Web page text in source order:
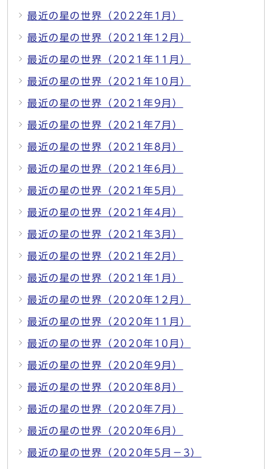
最近の星の世界（2022年1月）
最近の星の世界（2021年12月）
最近の星の世界（2021年11月）
最近の星の世界（2021年10月）
最近の星の世界（2021年9月）
最近の星の世界（2021年7月）
最近の星の世界（2021年8月）
最近の星の世界（2021年6月）
最近の星の世界（2021年5月）
最近の星の世界（2021年4月）
最近の星の世界（2021年3月）
最近の星の世界（2021年2月）
最近の星の世界（2021年1月）
最近の星の世界（2020年12月）
最近の星の世界（2020年11月）
最近の星の世界（2020年10月）
最近の星の世界（2020年9月）
最近の星の世界（2020年8月）
最近の星の世界（2020年7月）
最近の星の世界（2020年6月）
最近の星の世界（2020年5月－3）